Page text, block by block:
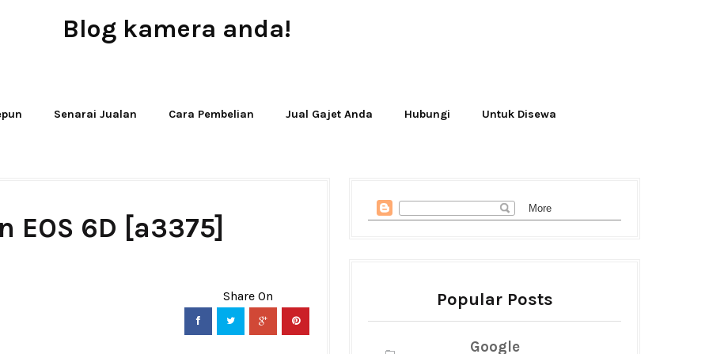
Blog kamera anda!
Senarai Jualan Cara Pembelian Jual Gajet Anda Hubungi Untuk Disewa
EOS 6D [a3375]
Popular Posts
Google